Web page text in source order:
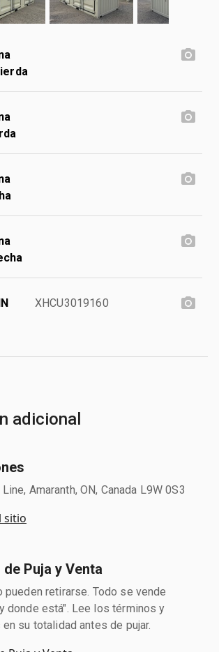
XHCU3019160
adicional
Amaranth, ON, Canada L9W 0S3
sitio
Puja y Venta
pueden retirarse. Todo se vende
donde está". Lee los términos y
su totalidad antes de pujar.